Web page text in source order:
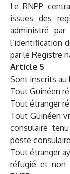
Le RNPP
issues des
administré
l’identification
par le Registre
Article 5
Sont inscrits au
Tout Guinéen
Tout étranger
Tout Guinéen
consulaire
poste
Tout étranger
réfugié et non